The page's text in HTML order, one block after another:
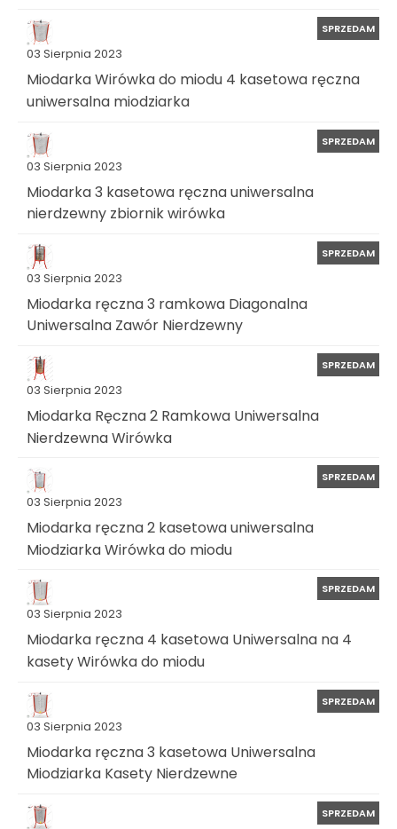
03 Sierpnia 2023
SPRZEDAM
Miodarka Wirówka do miodu 4 kasetowa ręczna
uniwersalna miodziarka
03 Sierpnia 2023
SPRZEDAM
Miodarka 3 kasetowa ręczna uniwersalna
nierdzewny zbiornik wirówka
03 Sierpnia 2023
SPRZEDAM
Miodarka ręczna 3 ramkowa Diagonalna
Uniwersalna Zawór Nierdzewny
03 Sierpnia 2023
SPRZEDAM
Miodarka Ręczna 2 Ramkowa Uniwersalna
Nierdzewna Wirówka
03 Sierpnia 2023
SPRZEDAM
Miodarka ręczna 2 kasetowa uniwersalna
Miodziarka Wirówka do miodu
03 Sierpnia 2023
SPRZEDAM
Miodarka ręczna 4 kasetowa Uniwersalna na 4
kasety Wirówka do miodu
03 Sierpnia 2023
SPRZEDAM
Miodarka ręczna 3 kasetowa Uniwersalna
Miodziarka Kasety Nierdzewne
SPRZEDAM